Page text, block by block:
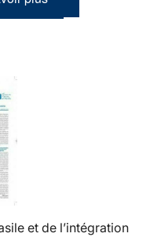
et de l’intégration